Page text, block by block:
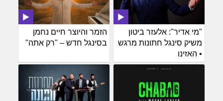
הזמר והיוצר חיים נחמן
בסינגל חדש – "רק אתה"
"מי אדיר": אלעזר ביטון
משיק סינגל חתונות מרגש
• האזינו